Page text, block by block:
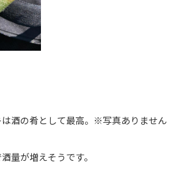
酒の肴として最高。※写真ありません
量が増えそうです。